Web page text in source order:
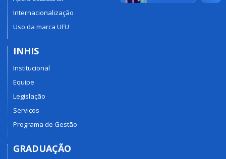
Internacionalização
Uso da marca UFU
INHIS
Institucional
Equipe
Legislação
Serviços
Programa de Gestão
GRADUAÇÃO